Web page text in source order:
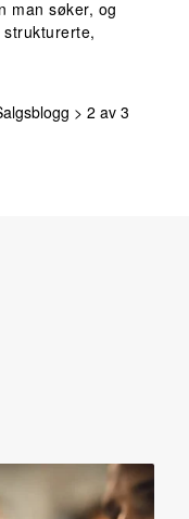
man søker, og
> 2 av 3